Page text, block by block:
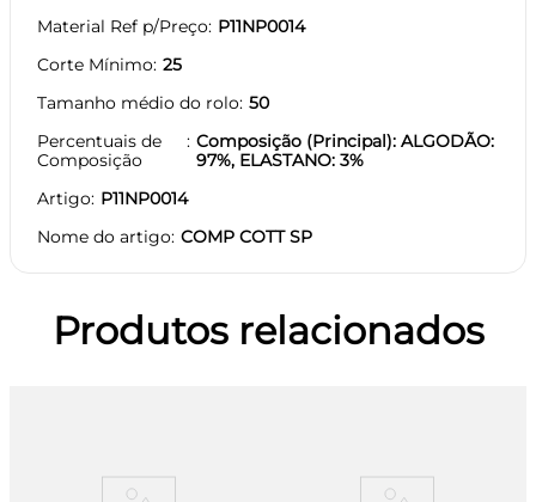
Material Ref p/Preço P11NP0014
Corte Mínimo 25
Tamanho médio do rolo 50
Percentuais de
Composição
Composição (Principal): ALGODÃO:
97%, ELASTANO: 3%
Artigo P11NP0014
Nome do artigo COMP COTT SP
Produtos relacionados